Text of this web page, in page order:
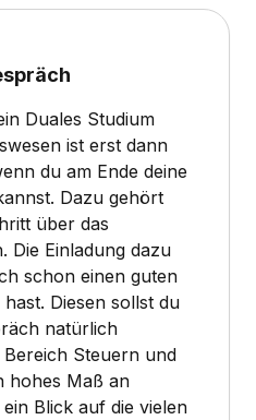
Duales Studium
ist erst dann
du am Ende deine
Dazu gehört
über das
Die Einladung dazu
schon einen guten
Diesen sollst du
natürlich
Bereich Steuern und
hohes Maß an
Blick auf die vielen